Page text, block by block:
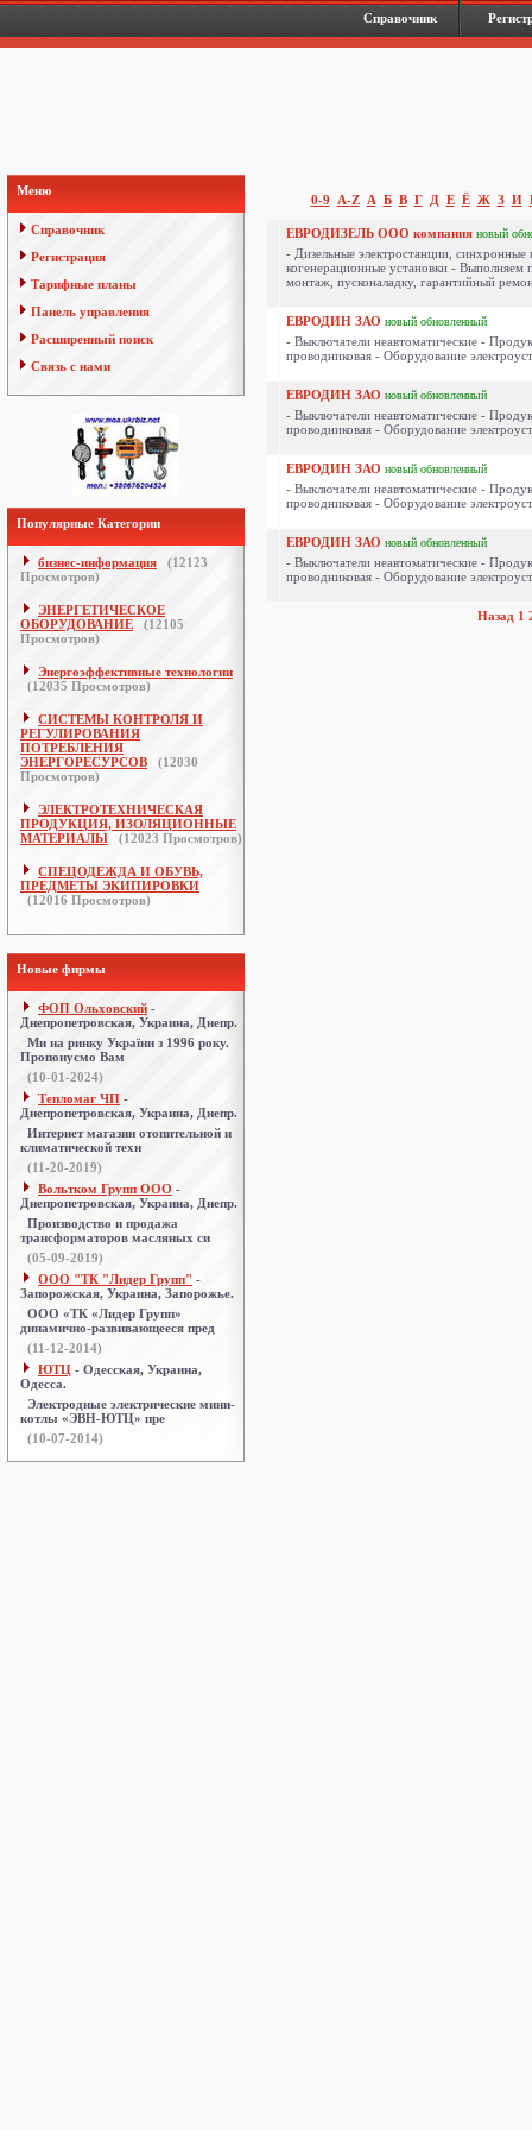
Справочник
Меню
Справочник
Регистрация
Тарифные планы
Панель управления
Расширенный поиск
Связь с нами
Популярные Категории
бизнес-информация (12123
Просмотров)
ЭНЕРГЕТИЧЕСКОЕ
ОБОРУДОВАНИЕ
(12105
Просмотров)
Энергоэффективные технологии
(12035 Просмотров)
СИСТЕМЫ КОНТРОЛЯ И
РЕГУЛИРОВАНИЯ
ПОТРЕБЛЕНИЯ
ЭНЕРГОРЕСУРСОВ
(12030
Просмотров)
ЭЛЕКТРОТЕХНИЧЕСКАЯ
ПРОДУКЦИЯ, ИЗОЛЯЦИОННЫЕ
МАТЕРИАЛЫ
(12023 Просмотров)
СПЕЦОДЕЖДА И ОБУВЬ,
ПРЕДМЕТЫ ЭКИПИРОВКИ
(12016 Просмотров)
Новые фирмы
ФОП Ольховский -
Днепропетровская, Украина, Днепр.
Ми на ринку України з 1996 року.
Пропонуємо Вам
(10-01-2024)
Тепломаг ЧП -
Днепропетровская, Украина, Днепр.
Интернет магазин отопительной и
климатической техн
(11-20-2019)
Вольтком Групп ООО -
Днепропетровская, Украина, Днепр.
Производство и продажа
трансформаторов масляных си
(05-09-2019)
ООО "ТК "Лидер Групп" -
Запорожская, Украина, Запорожье.
ООО «ТК «Лидер Групп»
динамично-развивающееся пред
(11-12-2014)
ЮТЦ - Одесская, Украина,
Одесса.
Электродные электрические мини-
котлы «ЭВН-ЮТЦ» пре
(10-07-2014)
0-9 A-Z А Б В Г Д Е Ё Ж З И
ЕВРОДИЗЕЛЬ ООО компания новый
- Дизельные электростанции, синхронные
когенерационные установки - Выполняем
монтаж, пусконаладку, гарантийный
ЕВРОДИН ЗАО новый обновленный
- Выключатели неавтоматические -
проводниковая - Оборудование
ЕВРОДИН ЗАО новый обновленный
- Выключатели неавтоматические -
проводниковая - Оборудование
ЕВРОДИН ЗАО новый обновленный
- Выключатели неавтоматические -
проводниковая - Оборудование
ЕВРОДИН ЗАО новый обновленный
- Выключатели неавтоматические -
проводниковая - Оборудование
Назад 1